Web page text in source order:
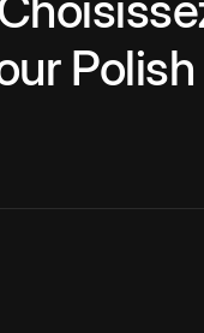
Polish